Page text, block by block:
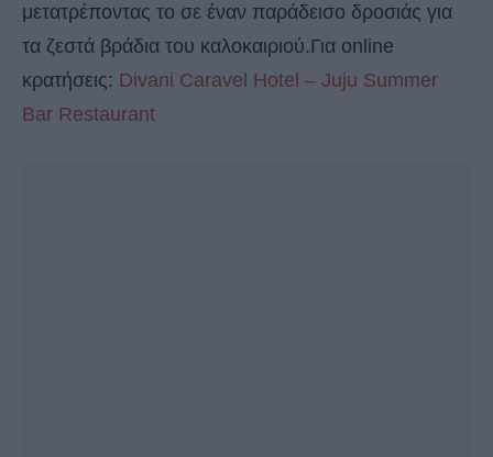
μετατρέποντας το σε έναν παράδεισο δροσιάς για
τα ζεστά βράδια του καλοκαιριού.Για online
κρατήσεις: Divani Caravel Hotel – Juju Summer
Bar Restaurant